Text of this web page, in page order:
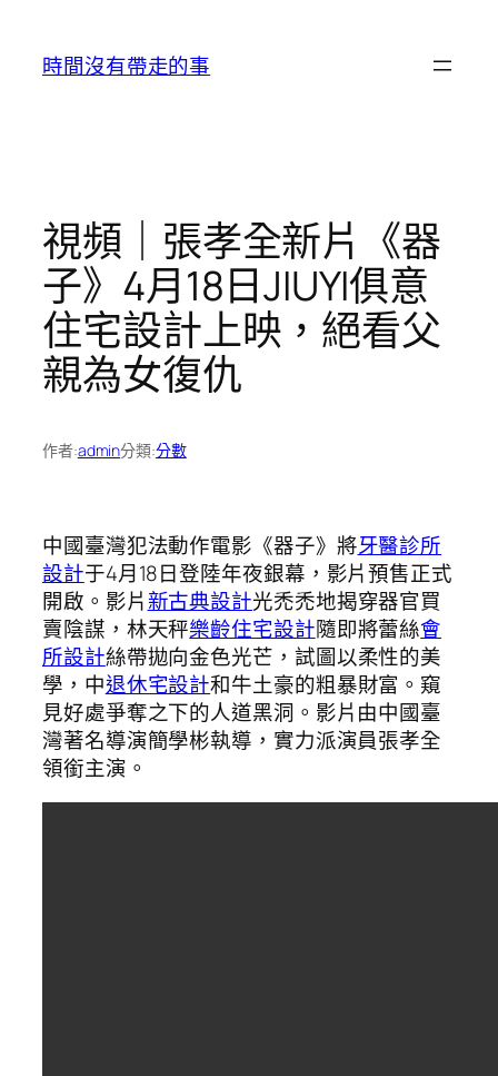
時間沒有帶走的事
視頻｜張孝全新片《器
子》4月18日JIUYI俱意
住宅設計上映，絕看父
親為女復仇
作者:admin分類:分數
中國臺灣犯法動作電影《器子》將牙醫診所
設計于4月18日登陸年夜銀幕，影片預售正式
開啟。影片新古典設計光禿禿地揭穿器官買
賣陰謀，林天秤樂齡住宅設計隨即將蕾絲會
所設計絲帶拋向金色光芒，試圖以柔性的美
學，中退休宅設計和牛土豪的粗暴財富。窺
見好處爭奪之下的人道黑洞。影片由中國臺
灣著名導演簡學彬執導，實力派演員張孝全
領銜主演。